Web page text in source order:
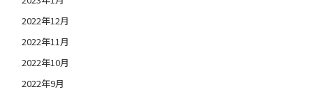
2022年12月
2022年11月
2022年10月
2022年9月